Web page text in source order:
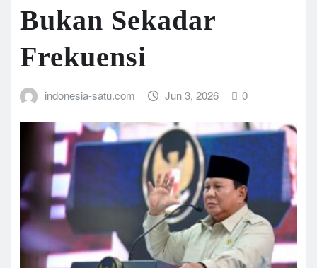
Bukan Sekadar
Frekuensi
indonesia-satu.com Jun 3, 2026 0